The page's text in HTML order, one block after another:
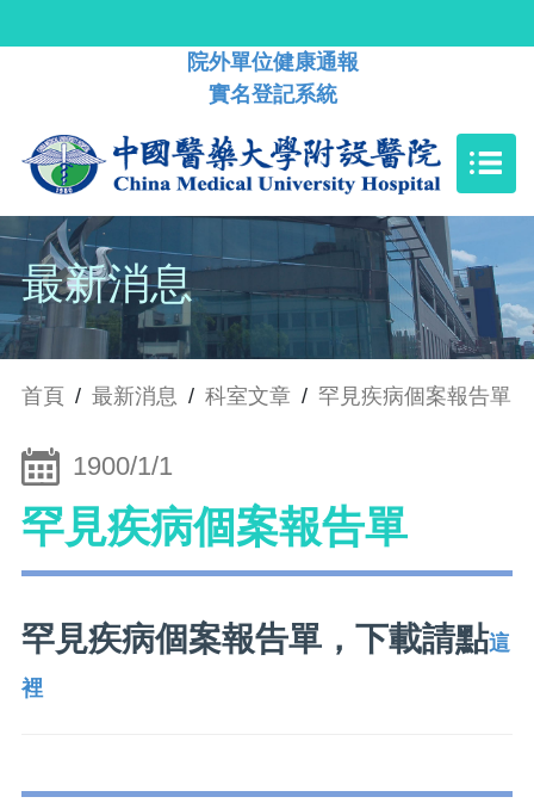
院外單位健康通報
實名登記系統
最新消息
首頁 / 最新消息 / 科室文章 / 罕見疾病個案報告單
1900/1/1
罕見疾病個案報告單
罕見疾病個案報告單，下載請點這
裡